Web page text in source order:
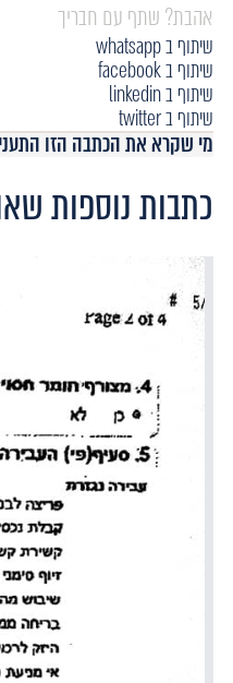
אהבת? שתף עם חבריך
שיתוף ב whatsapp
שיתוף ב facebook
שיתוף ב linkedin
שיתוף ב twitter
מי שקרא את הכתבה הזו
כתבות נוספות